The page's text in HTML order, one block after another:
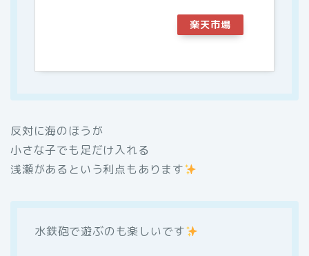
楽天市場
反対に海のほうが
小さな子でも足だけ入れる
浅瀬があるという利点もあります
水鉄砲で遊ぶのも楽しいです